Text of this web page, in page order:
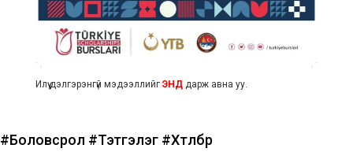
Илүү дэлгэрэнгүй мэдээллийг ЭНДдарж авна уу.
#Боловсрол #Тэтгэлэг #Хөтөлбөр